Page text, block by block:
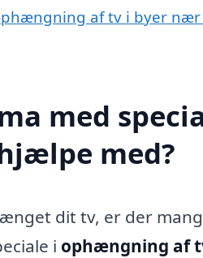
af tv i byer
med
med?
dit tv, er der
i ophængning af